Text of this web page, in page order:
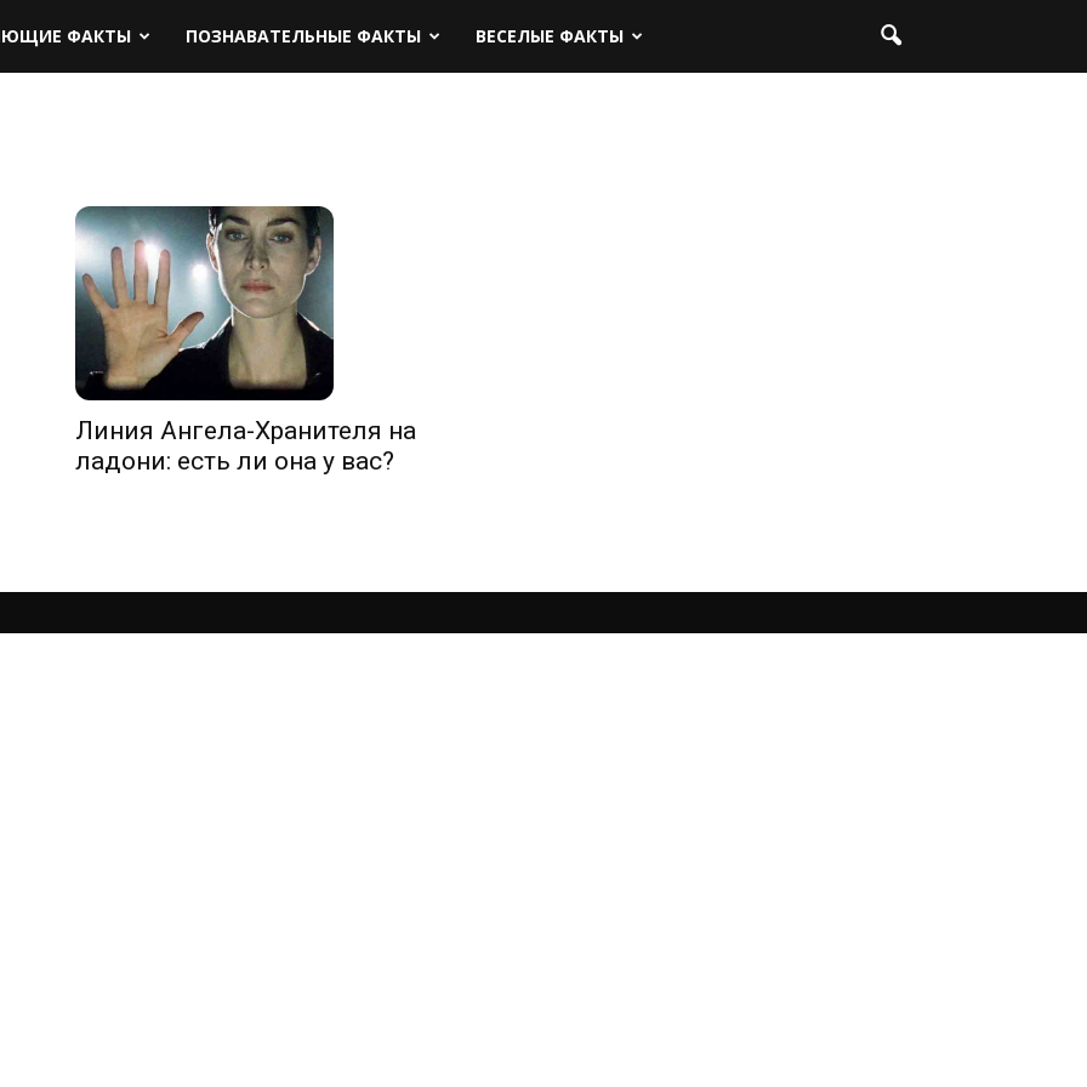
ФАКТЫ ПОЗНАВАТЕЛЬНЫЕ ФАКТЫ ВЕСЕЛЫЕ ФАКТЫ
Линия Ангела-Хранителя на
ладони: есть ли она у вас?